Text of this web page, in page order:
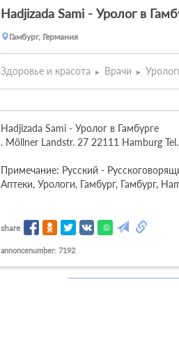
Hadjizada Sami - Уролог в
Гамбург, Германия
Здоровье и красота Врачи
Hadjizada Sami - Уролог в Гамбурге
. Möllner Landstr. 27 22111 Hamburg
Примечание: Русский -
Аптеки, Урологи, Гамбург, Гамбург,
share
annoncenumber: 7192